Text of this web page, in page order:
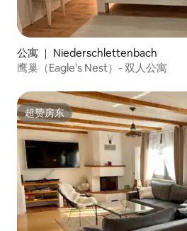
公寓 ｜ Niederschlettenbach
鹰巢（Eagle's Nest）- 双人公寓
超赞房东
超赞房东